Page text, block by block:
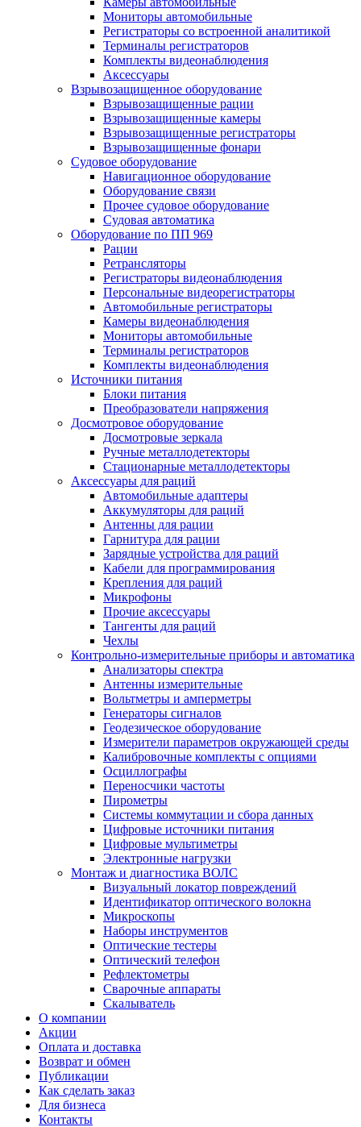
Мониторы автомобильные
Регистраторы со встроенной аналитикой
Терминалы регистраторов
Комплекты видеонаблюдения
Аксессуары
Взрывозащищенное оборудование
Взрывозащищенные рации
Взрывозащищенные камеры
Взрывозащищенные регистраторы
Взрывозащищенные фонари
Судовое оборудование
Навигационное оборудование
Оборудование связи
Прочее судовое оборудование
Судовая автоматика
Оборудование по ПП 969
Рации
Ретрансляторы
Регистраторы видеонаблюдения
Персональные видеорегистраторы
Автомобильные регистраторы
Камеры видеонаблюдения
Мониторы автомобильные
Терминалы регистраторов
Комплекты видеонаблюдения
Источники питания
Блоки питания
Преобразователи напряжения
Досмотровое оборудование
Досмотровые зеркала
Ручные металлодетекторы
Стационарные металлодетекторы
Аксессуары для раций
Автомобильные адаптеры
Аккумуляторы для раций
Антенны для рации
Гарнитура для рации
Зарядные устройства для раций
Кабели для программирования
Крепления для раций
Микрофоны
Прочие аксессуары
Тангенты для раций
Чехлы
Контрольно-измерительные приборы и автоматика
Анализаторы спектра
Антенны измерительные
Вольтметры и амперметры
Генераторы сигналов
Геодезическое оборудование
Измерители параметров окружающей среды
Калибровочные комплекты с опциями
Осциллографы
Переносчики частоты
Пирометры
Системы коммутации и сбора данных
Цифровые источники питания
Цифровые мультиметры
Электронные нагрузки
Монтаж и диагностика ВОЛС
Визуальный локатор повреждений
Идентификатор оптического волокна
Микроскопы
Наборы инструментов
Оптические тестеры
Оптический телефон
Рефлектометры
Сварочные аппараты
Скалыватель
О компании
Акции
Оплата и доставка
Возврат и обмен
Публикации
Как сделать заказ
Для бизнеса
Контакты